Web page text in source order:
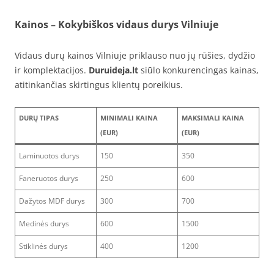
Kainos – Kokybiškos vidaus durys Vilniuje
Vidaus durų kainos Vilniuje priklauso nuo jų rūšies, dydžio
ir komplektacijos. Duruideja.lt siūlo konkurencingas kainas,
atitinkančias skirtingus klientų poreikius.
DURŲ TIPAS
MINIMALI KAINA
(EUR)
MAKSIMALI KAINA
(EUR)
Laminuotos durys 150 350
Faneruotos durys 250 600
Dažytos MDF durys 300 700
Medinės durys 600 1500
Stiklinės durys 400 1200